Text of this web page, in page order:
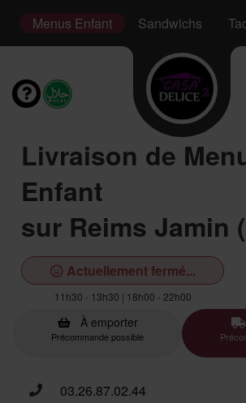
Menus Enfant Sandwichs
Livraison de
Enfant
sur Reims Jamin
Actuellement fermé...
11h30 - 13h30 | 18h00 - 22h00
À emporter
Précommande possible
03.26.87.02.44